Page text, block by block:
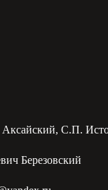
Аксайский, С.П.
Березовский